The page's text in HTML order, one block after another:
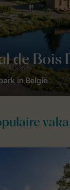
de Bois
in België